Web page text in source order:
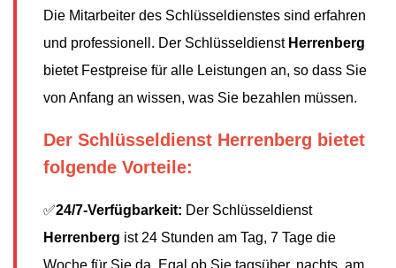
Die Mitarbeiter des Schlüsseldienstes sind erfahren
und professionell. Der Schlüsseldienst Herrenberg
bietet Festpreise für alle Leistungen an, so dass Sie
von Anfang an wissen, was Sie bezahlen müssen.
Der Schlüsseldienst Herrenberg bietet
folgende Vorteile:
✅24/7-Verfügbarkeit: Der Schlüsseldienst
Herrenberg ist 24 Stunden am Tag, 7 Tage die